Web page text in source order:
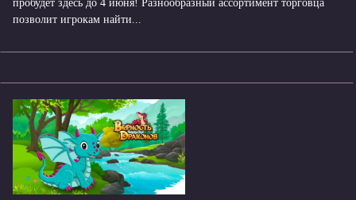
пробудет здесь до 4 июня! Разнообразный ассортимент торговца
позволит игрокам найти...